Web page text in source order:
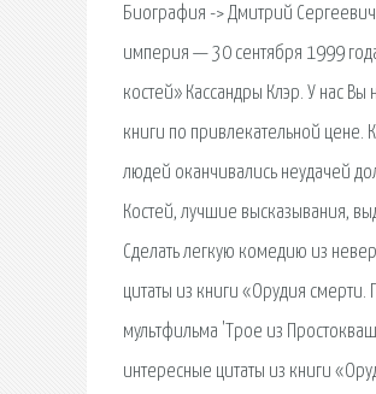
Биография -> Дмитрий
империя — 30 сентября 1999
костей» Кассандры Клэр. У нас
книги по привлекательной цене.
людей оканчивались неудачей
Костей, лучшие высказывания,
Сделать легкую комедию из
цитаты из книги «Орудия
мультфильма 'Трое из
интересные цитаты из книги